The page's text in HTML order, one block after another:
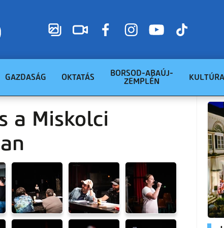
GAZDASÁG OKTATÁS
BORSOD-ABAÚJ-
ZEMPLÉN
KULTÚRA
a Miskolci